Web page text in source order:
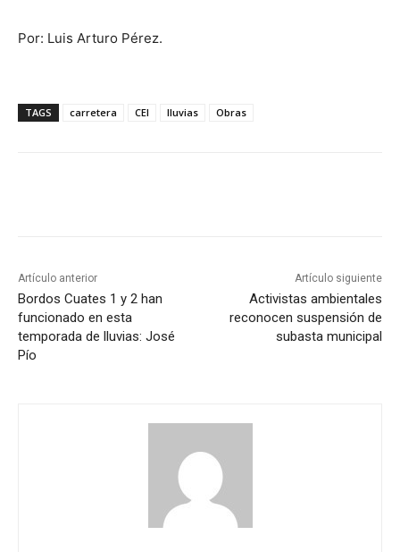
Por: Luis Arturo Pérez.
TAGS carretera CEI lluvias Obras
Artículo anterior
Bordos Cuates 1 y 2 han
funcionado en esta
temporada de lluvias: José
Pío
Artículo siguiente
Activistas ambientales
reconocen suspensión de
subasta municipal